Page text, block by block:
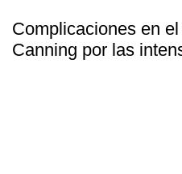
Complicaciones en
Canning por las